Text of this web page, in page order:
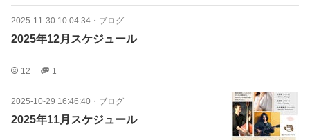
2025-11-30 10:04:34 ・ ブログ
2025年12月スケジュール
12 1
2025-10-29 16:46:40 ・ ブログ
2025年11月スケジュール